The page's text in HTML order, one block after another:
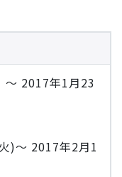
～ 2017年1月23
)～ 2017年2月1